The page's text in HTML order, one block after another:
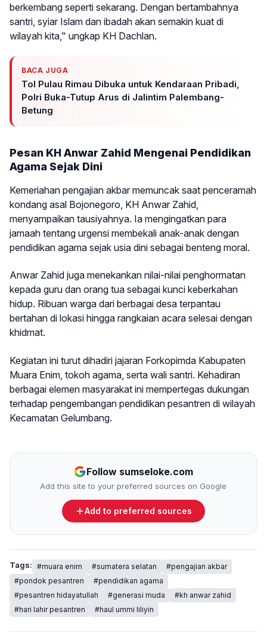
berkembang seperti sekarang. Dengan bertambahnya
santri, syiar Islam dan ibadah akan semakin kuat di
wilayah kita," ungkap KH Dachlan.
BACA JUGA
Tol Pulau Rimau Dibuka untuk Kendaraan Pribadi,
Polri Buka-Tutup Arus di Jalintim Palembang-
Betung
Pesan KH Anwar Zahid Mengenai Pendidikan
Agama Sejak Dini
Kemeriahan pengajian akbar memuncak saat penceramah
kondang asal Bojonegoro, KH Anwar Zahid,
menyampaikan tausiyahnya. Ia mengingatkan para
jamaah tentang urgensi membekali anak-anak dengan
pendidikan agama sejak usia dini sebagai benteng moral.
Anwar Zahid juga menekankan nilai-nilai penghormatan
kepada guru dan orang tua sebagai kunci keberkahan
hidup. Ribuan warga dari berbagai desa terpantau
bertahan di lokasi hingga rangkaian acara selesai dengan
khidmat.
Kegiatan ini turut dihadiri jajaran Forkopimda Kabupaten
Muara Enim, tokoh agama, serta wali santri. Kehadiran
berbagai elemen masyarakat ini mempertegas dukungan
terhadap pengembangan pendidikan pesantren di wilayah
Kecamatan Gelumbang.
Follow sumseloke.com
Add this site to your preferred sources on Google
Add to preferred sources
Tags: #muara enim #sumatera selatan
#pengajian akbar
#pondok pesantren
#pendidikan agama
#pesantren hidayatullah
#generasi muda
#kh anwar zahid
#hari lahir pesantren
#haul ummi liliyin